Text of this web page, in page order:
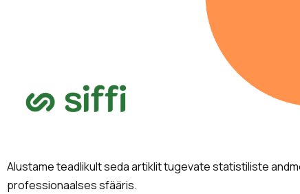
Alustame teadlikult seda artiklit tugevate statistiliste
professionaalses sfääris.